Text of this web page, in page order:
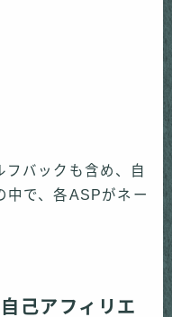
フバックも含め、自
中で、各ASPがネー
己アフィリエ